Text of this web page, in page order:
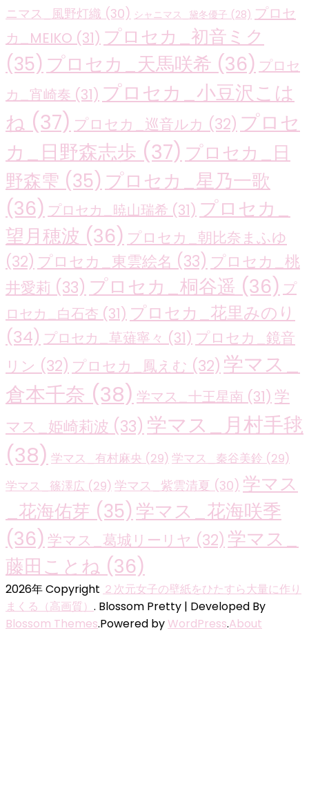
ニマス_風野灯織 (30) シャニマス_黛冬優子 (28) プロセ
カ_MEIKO (31) プロセカ_初音ミク
(35) プロセカ_天馬咲希 (36) プロセ
カ_宵崎奏 (31) プロセカ_小豆沢こは
ね (37) プロセカ_巡音ルカ (32) プロセ
カ_日野森志歩 (37) プロセカ_日
野森雫 (35) プロセカ_星乃一歌
(36) プロセカ_暁山瑞希 (31) プロセカ_
望月穂波 (36) プロセカ_朝比奈まふゆ
(32) プロセカ_東雲絵名 (33) プロセカ_桃
井愛莉 (33) プロセカ_桐谷遥 (36) プ
ロセカ_白石杏 (31) プロセカ_花里みのり
(34) プロセカ_草薙寧々 (31) プロセカ_鏡音
リン (32) プロセカ_鳳えむ (32) 学マス_
倉本千奈 (38) 学マス_十王星南 (31) 学
マス_姫崎莉波 (33) 学マス_月村手毬
(38) 学マス_有村麻央 (29) 学マス_秦谷美鈴 (29)
学マス_篠澤広 (29) 学マス_紫雲清夏 (30) 学マス
_花海佑芽 (35) 学マス_花海咲季
(36) 学マス_葛城リーリヤ (32) 学マス_
藤田ことね (36)
2026年 Copyright ２次元女子の壁紙をひたすら大量に作り
まくる（高画質） . Blossom Pretty | Developed By
Blossom Themes.Powered byWordPress.About